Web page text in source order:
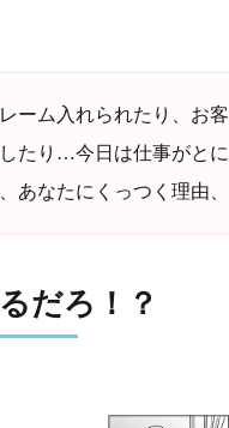
ーム入れられたり、お
たり…今日は仕事がと
あなたにくっつく理由
だろ！？